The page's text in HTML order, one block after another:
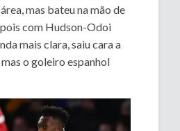
mas bateu na mão de
com Hudson-Odoi
mais clara, saiu cara a
o goleiro espanhol